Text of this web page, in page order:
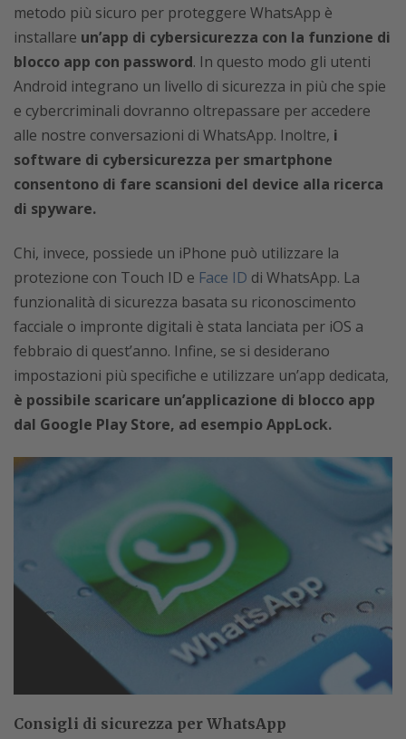
metodo più sicuro per proteggere WhatsApp è
installare un’app di cybersicurezza con la funzione di
blocco app con password. In questo modo gli utenti
Android integrano un livello di sicurezza in più che spie
e cybercriminali dovranno oltrepassare per accedere
alle nostre conversazioni di WhatsApp. Inoltre, i
software di cybersicurezza per smartphone
consentono di fare scansioni del device alla ricerca
di spyware.
Chi, invece, possiede un iPhone può utilizzare la
protezione con Touch ID e Face ID di WhatsApp. La
funzionalità di sicurezza basata su riconoscimento
facciale o impronte digitali è stata lanciata per iOS a
febbraio di quest’anno. Infine, se si desiderano
impostazioni più specifiche e utilizzare un’app dedicata,
è possibile scaricare un’applicazione di blocco app
dal Google Play Store, ad esempio AppLock.
Consigli di sicurezza per WhatsApp